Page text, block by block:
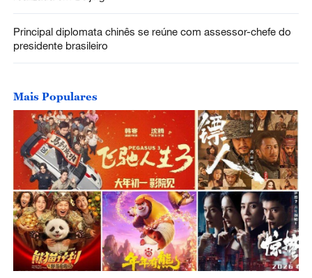
Principal diplomata chinês se reúne com assessor-chefe do
presidente brasileiro
Mais Populares